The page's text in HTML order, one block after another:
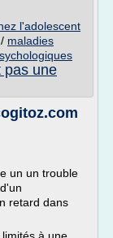
l'adolescent
/ maladies
pas une
un un trouble
retard dans